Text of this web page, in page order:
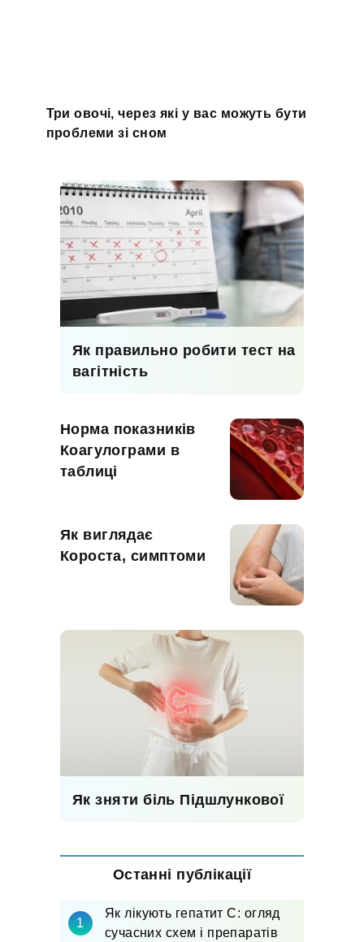
Три овочі, через які у вас можуть бути
проблеми зі сном
Як правильно робити тест на
вагітність
Норма показників
Коагулограми в
таблиці
Як виглядає
Короста, симптоми
Як зняти біль Підшлункової
Останні публікації
Як лікують гепатит С: огляд
сучасних схем і препаратів